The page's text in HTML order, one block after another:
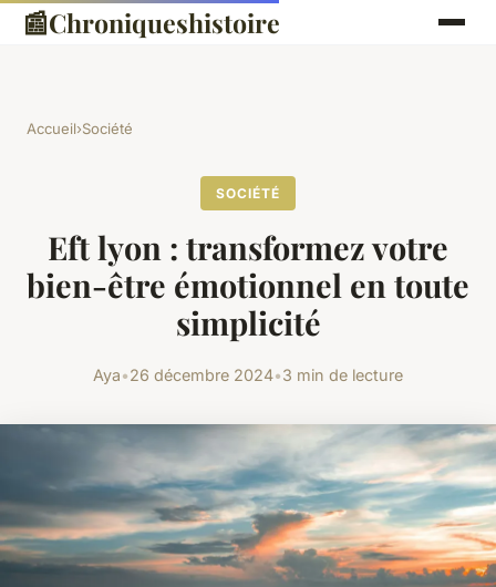
📰Chroniqueshistoire
Accueil›Société
SOCIÉTÉ
Eft lyon : transformez votre
bien-être émotionnel en toute
simplicité
Aya•26 décembre 2024•3 min de lecture